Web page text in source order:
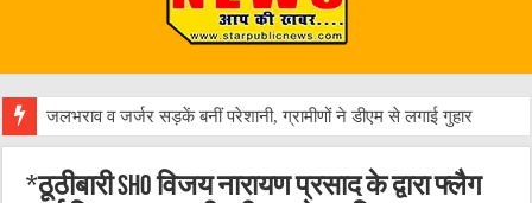
एक वा
*ठूठीबारी SHO विजय नारायण प्रसाद के द्वारा फ्लैग